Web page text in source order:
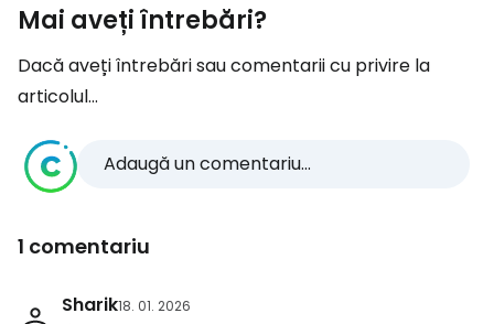
Mai aveți întrebări?
Dacă aveți întrebări sau comentarii cu privire la
articolul...
Adaugă un comentariu...
1 comentariu
Sharik18. 01. 2026